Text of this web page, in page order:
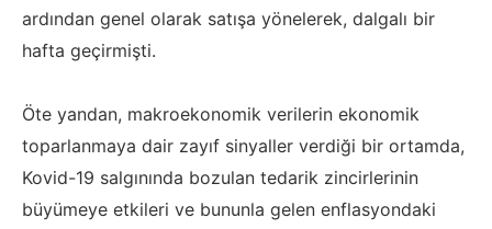
ardından genel olarak satışa yönelerek, dalgalı bir
hafta geçirmişti.
Öte yandan, makroekonomik verilerin ekonomik
toparlanmaya dair zayıf sinyaller verdiği bir ortamda,
Kovid-19 salgınında bozulan tedarik zincirlerinin
büyümeye etkileri ve bununla gelen enflasyondaki